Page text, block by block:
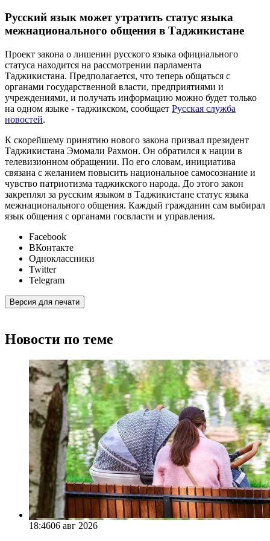
Русский язык может утратить статус языка
межнационального общения в Таджикистане
Проект закона о лишении русского языка официального
статуса находится на рассмотрении парламента
Таджикистана. Предполагается, что теперь общаться с
органами государственной власти, предприятиями и
учреждениями, и получать информацию можно будет только
на одном языке - таджикском, сообщает Русская служба
новостей.
К скорейшему принятию нового закона призвал президент
Таджикистана Эмомали Рахмон. Он обратился к нации в
телевизионном обращении. По его словам, инициатива
связана с желанием повысить национальное самосознание и
чувство патриотизма таджикского народа. До этого закон
закреплял за русским языком в Таджикистане статус языка
межнационального общения. Каждый гражданин сам выбирал
язык общения с органами госвласти и управления.
Facebook
ВКонтакте
Одноклассники
Twitter
Telegram
Версия для печати
Новости по теме
18:4606 авг 2026